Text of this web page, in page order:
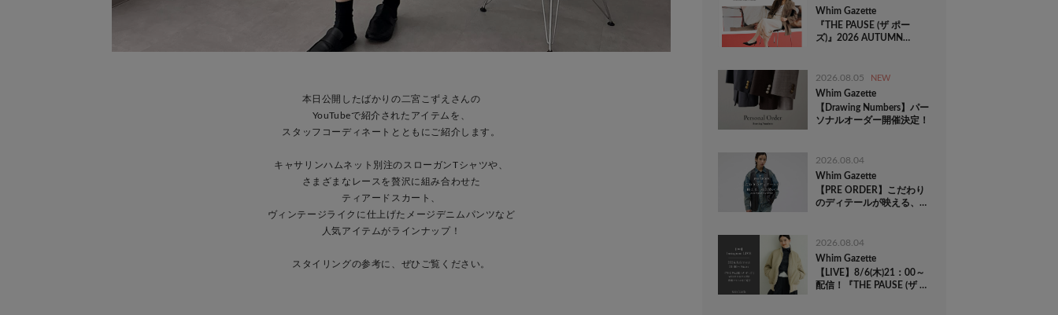
本日公開したばかりの二宮こずえさんの
YouTubeで紹介されたアイテムを、
スタッフコーディネートとともにご紹介します。
キャサリンハムネット別注のスローガンTシャツや、
さまざまなレースを贅沢に組み合わせた
ティアードスカート、
ヴィンテージライクに仕上げたメージデニムパンツなど
人気アイテムがラインナップ！
スタイリングの参考に、ぜひご覧ください。
Whim Gazette
『THE PAUSE (ザ ポー
ズ)』2026 AUTUMN
2026.08.05
NEW
Whim Gazette
【Drawing Numbers】パー
ソナルオーダー開催決定！
2026.08.04
Whim Gazette
【PRE ORDER】こだわり
のディテールが映える、秋
2026.08.04
Whim Gazette
【LIVE】8/6(木)21：00～
配信！『THE PAUSE (ザ ポ